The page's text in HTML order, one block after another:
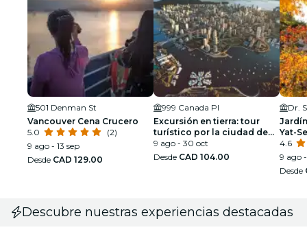
501 Denman St
Vancouver Cena Crucero
5.0
(2)
9 ago - 13 sep
Desde CAD 129.00
999 Canada Pl
Excursión en tierra: tour
turístico por la ciudad de
Vancouver después del
crucero con recogida en el
9 ago - 30 oct
Desde CAD 104.00
Yat-
4.6
9 ago
Desde
Descubre nuestras experiencias destacadas